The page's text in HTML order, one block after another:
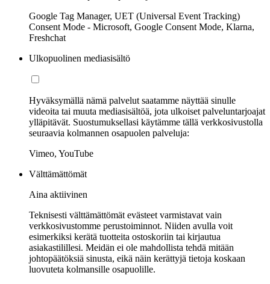
Google Tag Manager, UET (Universal Event Tracking)
Consent Mode - Microsoft, Google Consent Mode, Klarna,
Freshchat
Ulkopuolinen mediasisältö
Hyväksymällä nämä palvelut saatamme näyttää sinulle
videoita tai muuta mediasisältöä, jota ulkoiset palveluntarjoajat
ylläpitävät. Suostumuksellasi käytämme tällä verkkosivustolla
seuraavia kolmannen osapuolen palveluja:
Vimeo, YouTube
Välttämättömät
Aina aktiivinen
Teknisesti välttämättömät evästeet varmistavat vain
verkkosivustomme perustoiminnot. Niiden avulla voit
esimerkiksi kerätä tuotteita ostoskoriin tai kirjautua
asiakastilillesi. Meidän ei ole mahdollista tehdä mitään
johtopäätöksiä sinusta, eikä näin kerättyjä tietoja koskaan
luovuteta kolmansille osapuolille.